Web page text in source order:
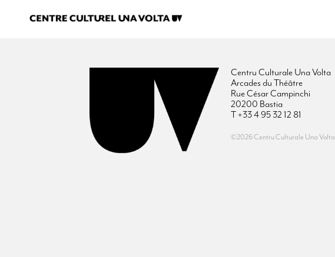
Centru Culturale Una Volta
Arcades du Théâtre
Rue César Campinchi
20200 Bastia
T +33 4 95 32 12 81
©2026 Centru Culturale Una Volta